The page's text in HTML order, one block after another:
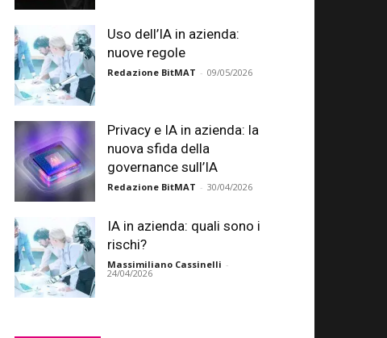
Uso dell’IA in azienda:
nuove regole
Redazione BitMAT - 09/05/2026
Privacy e IA in azienda: la
nuova sfida della
governance sull’IA
Redazione BitMAT - 30/04/2026
IA in azienda: quali sono i
rischi?
Massimiliano Cassinelli -
24/04/2026